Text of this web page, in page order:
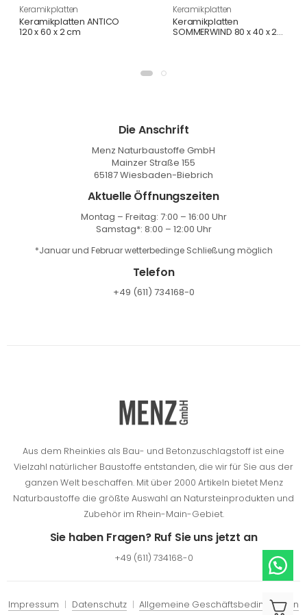
Keramikplatten
Keramikplatten ANTICO
120 x 60 x 2 cm
Keramikplatten
Keramikplatten
SOMMERWIND 80 x 40 x 2
Die Anschrift
Menz Naturbaustoffe GmbH
Mainzer Straße 155
65187 Wiesbaden-Biebrich
Aktuelle Öffnungszeiten
Montag – Freitag: 7:00 – 16:00 Uhr
Samstag*: 8:00 – 12:00 Uhr
*Januar und Februar wetterbedinge Schließung möglich
Telefon
+49 (611) 734168-0
Aus dem Rheinkies als Bau- und Betonzuschlagstoff ist eine
Vielzahl natürlicher Baustoffe entstanden, die wir für Sie aus der
ganzen Welt beschaffen. Mit über 2000 Artikeln bietet Menz
Naturbaustoffe die größte Auswahl an Natursteinprodukten und
Zubehör im Rhein-Main-Gebiet.
Sie haben Fragen? Ruf Sie uns jetzt an
+49 (611) 734168-0
Impressum Datenschutz Allgemeine Geschäftsbedingungen